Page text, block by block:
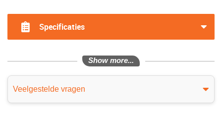
Specificaties
Show more...
Veelgestelde vragen